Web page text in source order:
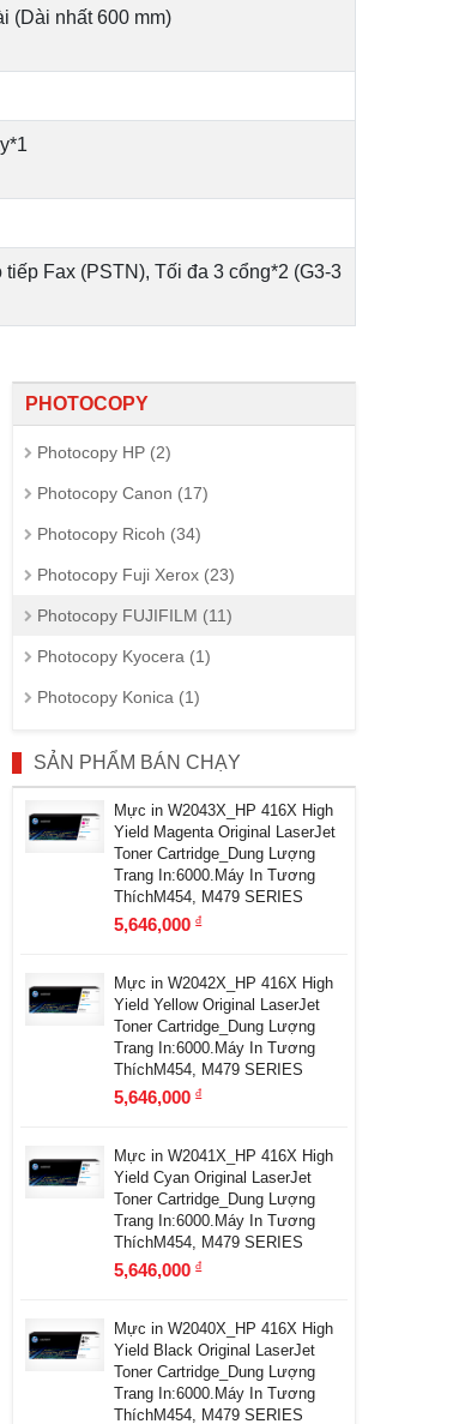
(Dài nhất 600 mm)
Fax (PSTN), Tối đa 3 cổng*2 (G3-3
PHOTOCOPY
Photocopy HP (2)
Photocopy Canon (17)
Photocopy Ricoh (34)
Photocopy Fuji Xerox (23)
Photocopy FUJIFILM (11)
Photocopy Kyocera (1)
Photocopy Konica (1)
SẢN PHẨM BÁN CHẠY
Mực in W2043X_HP 416X High
Yield Magenta Original LaserJet
Toner Cartridge_Dung Lượng
Trang In:6000.Máy In Tương
ThíchM454, M479 SERIES
5,646,000đ
Mực in W2042X_HP 416X High
Yield Yellow Original LaserJet
Toner Cartridge_Dung Lượng
Trang In:6000.Máy In Tương
ThíchM454, M479 SERIES
5,646,000đ
Mực in W2041X_HP 416X High
Yield Cyan Original LaserJet
Toner Cartridge_Dung Lượng
Trang In:6000.Máy In Tương
ThíchM454, M479 SERIES
5,646,000đ
Mực in W2040X_HP 416X High
Yield Black Original LaserJet
Toner Cartridge_Dung Lượng
Trang In:6000.Máy In Tương
ThíchM454, M479 SERIES